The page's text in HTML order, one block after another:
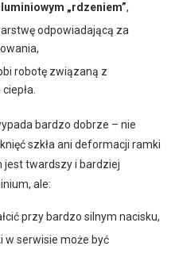
„rdzeniem”,
odpowiadającą za
robotę związaną z
bardzo dobrze – nie
szkła ani deformacji ramki
jest twardszy i bardziej
ale:
przy bardzo silnym nacisku,
w serwisie może być